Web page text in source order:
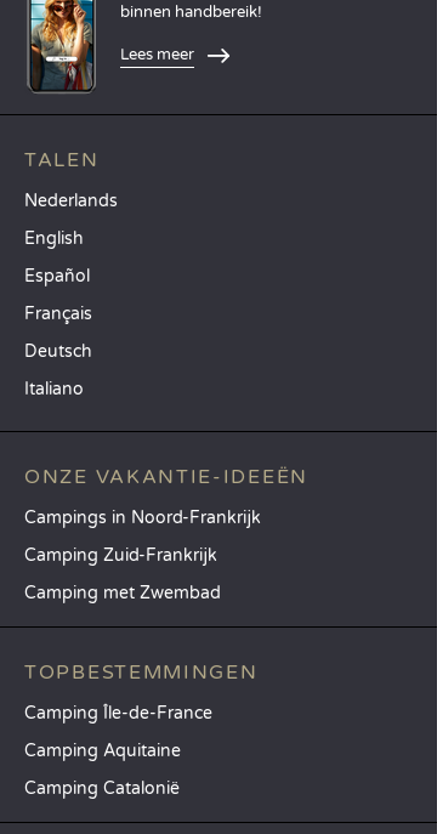
binnen handbereik!
Lees meer
TALEN
Nederlands
English
Español
Français
Deutsch
Italiano
ONZE VAKANTIE-IDEEËN
Campings in Noord-Frankrijk
Camping Zuid-Frankrijk
Camping met Zwembad
TOPBESTEMMINGEN
Camping Île-de-France
Camping Aquitaine
Camping Catalonië